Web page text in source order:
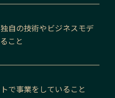
自の技術やビジネスモデ
こと
で事業をしていること